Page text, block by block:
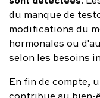
du manque de
modifications du
hormonales ou
selon les besoins
En fin de compte,